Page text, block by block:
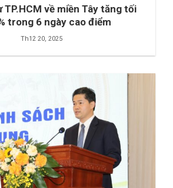
TP.HCM về miền Tây tăng tối
trong 6 ngày cao điểm
Th12 20, 2025